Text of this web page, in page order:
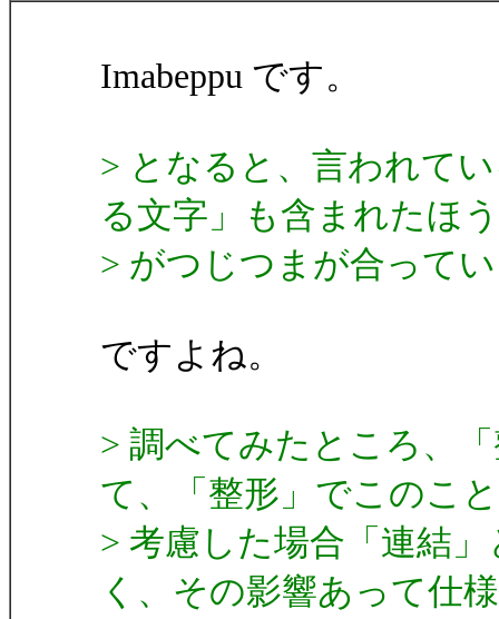
Imabeppu です。
> となると、言われて
る文字」も含まれたほう
> がつじつまが合って
ですよね。
> 調べてみたところ、
て、「整形」でこのこ
> 考慮した場合「連結
く、その影響あって仕